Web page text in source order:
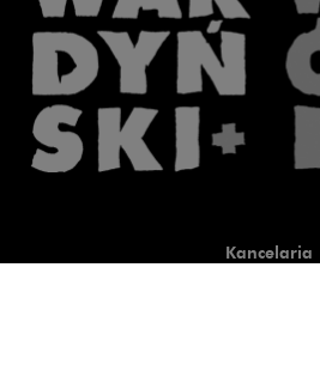
Kancelaria